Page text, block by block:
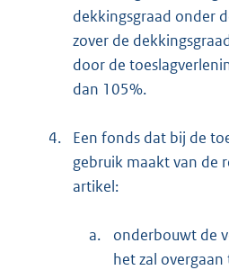
dekkingsgraad onder
zover de
door de
dan 105%.
4.
Een fonds dat bij de
gebruik maakt van de
artikel:
a.
onderbouwt de
het zal